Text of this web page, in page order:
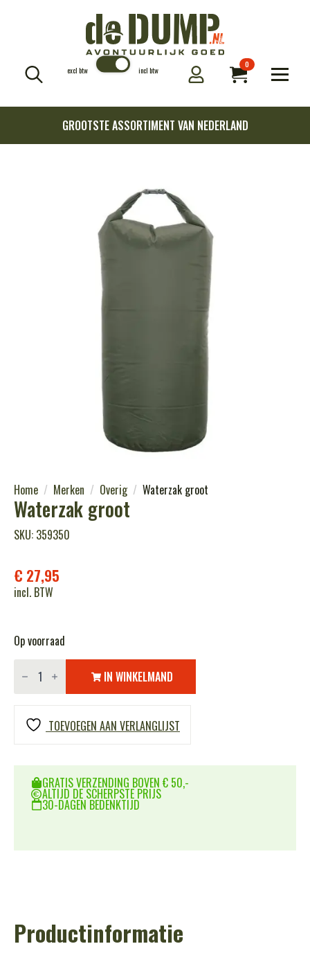
excl btw incl btw
0
GROOTSTE ASSORTIMENT VAN NEDERLAND
Home Merken Overig Waterzak groot
Waterzak groot
SKU: 359350
€ 27,95
incl. BTW
Op voorraad
Waterzak
groot
aantal
IN WINKELMAND
TOEVOEGEN AAN VERLANGLIJST
GRATIS VERZENDING BOVEN € 50,-
ALTIJD DE SCHERPSTE PRIJS
30-DAGEN BEDENKTIJD
Productinformatie